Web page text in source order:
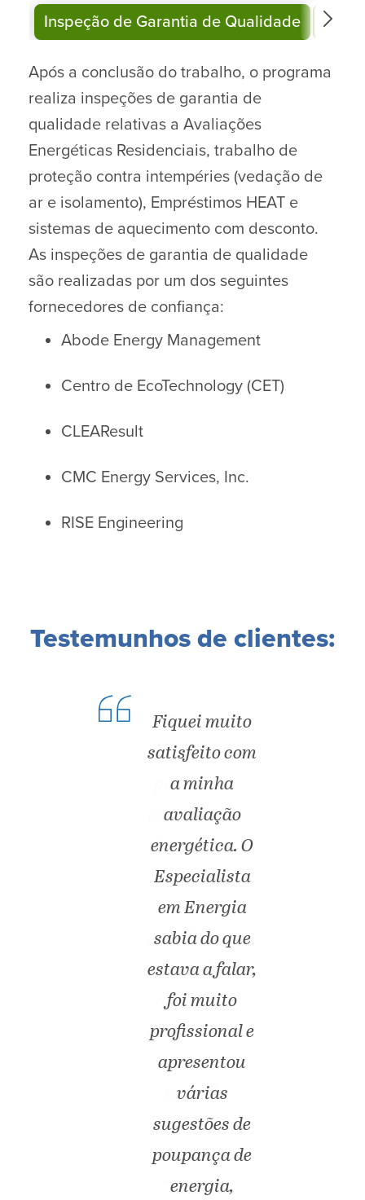
Inspeção de Garantia de Qualidade
Após a conclusão do trabalho, o programa
realiza inspeções de garantia de
qualidade relativas a Avaliações
Energéticas Residenciais, trabalho de
proteção contra intempéries (vedação de
ar e isolamento), Empréstimos HEAT e
sistemas de aquecimento com desconto.
As inspeções de garantia de qualidade
são realizadas por um dos seguintes
fornecedores de confiança:
Abode Energy Management
Centro de EcoTechnology (CET)
CLEAResult
CMC Energy Services, Inc.
RISE Engineering
Testemunhos de clientes:
Fiquei muito
satisfeito com
a minha
avaliação
energética. O
Especialista
em Energia
sabia do que
estava a falar,
foi muito
profissional e
apresentou
várias
sugestões de
poupança de
energia,